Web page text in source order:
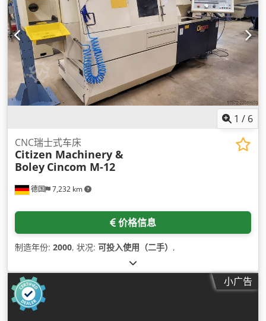
1 / 6
德国 7,232 km
CNC瑞士式车床
Citizen Machinery &
Boley Cincom M-12
价格信息
制造年份: 2000, 状况: 可投入使用（二手） ,
小广告